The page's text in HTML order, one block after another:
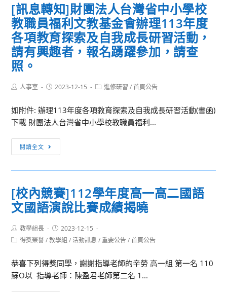
國
教
署
辦
理
高
級
學
住
民
族
學
生
學
人
[訊息轉知]財團法人台灣省中小學校
教職員福利文教基金會辦理113年度
各項教育探索及自我成長研習活動，
請有興趣者，報名踴躍參加，請查
照。
Post人事室
Post2023-12-15
Post進修研習 / 首頁公告
如附件: 辦理113年度各項教育探索及自我成長研習活動(書函)
下載 財團法人台灣省中小學校教職員福利...
閱讀全文
息
轉
財
團
人
台
省
中
小
[校內競賽]112學年度高一高二國語
文國語演說比賽成績揭曉
Post
author:
教學組長
Post
published:
2023-12-15
Post得獎榮譽 / 教學組 / 活動訊息 / 重要公告 / 首頁公告
恭喜下列得獎同學，謝謝指導老師的辛勞 高一組 第一名 110
蘇O以 指導老師：陳盈君老師第二名 1...